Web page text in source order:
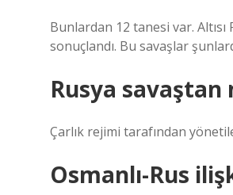
Bunlardan 12 tanesi var.
sonuçlandı. Bu savaşlar
Rusya savaştan
Çarlık rejimi tarafından
Osmanlı-Rus